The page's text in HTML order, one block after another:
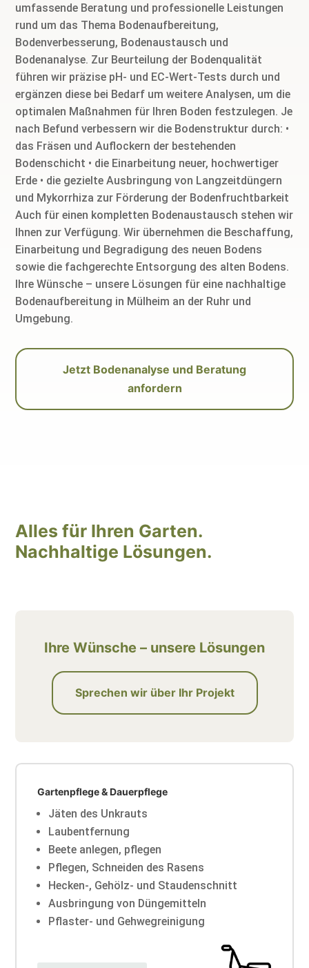
umfassende Beratung und professionelle Leistungen
rund um das Thema Bodenaufbereitung,
Bodenverbesserung, Bodenaustausch und
Bodenanalyse. Zur Beurteilung der Bodenqualität
führen wir präzise pH- und EC-Wert-Tests durch und
ergänzen diese bei Bedarf um weitere Analysen, um die
optimalen Maßnahmen für Ihren Boden festzulegen. Je
nach Befund verbessern wir die Bodenstruktur durch: •
das Fräsen und Auflockern der bestehenden
Bodenschicht • die Einarbeitung neuer, hochwertiger
Erde • die gezielte Ausbringung von Langzeitdüngern
und Mykorrhiza zur Förderung der Bodenfruchtbarkeit
Auch für einen kompletten Bodenaustausch stehen wir
Ihnen zur Verfügung. Wir übernehmen die Beschaffung,
Einarbeitung und Begradigung des neuen Bodens
sowie die fachgerechte Entsorgung des alten Bodens.
Ihre Wünsche – unsere Lösungen für eine nachhaltige
Bodenaufbereitung in Mülheim an der Ruhr und
Umgebung.
Jetzt Bodenanalyse und Beratung
anfordern
Alles für Ihren Garten.
Nachhaltige Lösungen.
Ihre Wünsche – unsere Lösungen
Sprechen wir über Ihr Projekt
Gartenpflege & Dauerpflege
Jäten des Unkrauts
Laubentfernung
Beete anlegen, pflegen
Pflegen, Schneiden des Rasens
Hecken-, Gehölz- und Staudenschnitt
Ausbringung von Düngemitteln
Pflaster- und Gehwegreinigung